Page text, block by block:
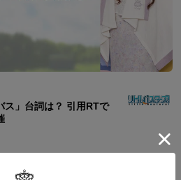
ス」台詞は？ 引用RTで